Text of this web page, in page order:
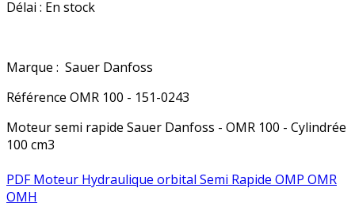
Délai : En stock
Marque : Sauer Danfoss
Référence OMR 100 - 151-0243
Moteur semi rapide Sauer Danfoss - OMR 100 - Cylindrée
100 cm3
PDF Moteur Hydraulique orbital Semi Rapide OMP OMR
OMH